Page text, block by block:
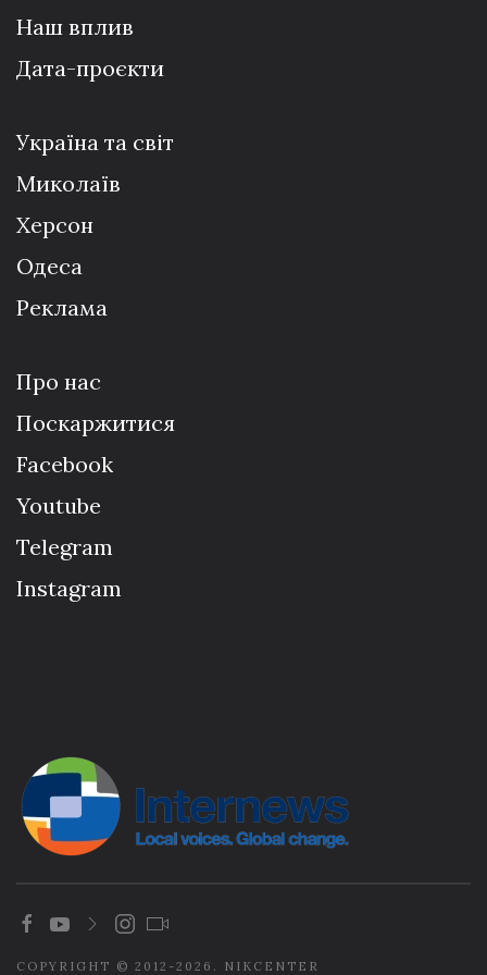
Наш вплив
Дата-проєкти
Україна та світ
Миколаїв
Херсон
Одеса
Реклама
Про нас
Поскаржитися
Facebook
Youtube
Telegram
Instagram
COPYRIGHT © 2012-2026. NIKCENTER